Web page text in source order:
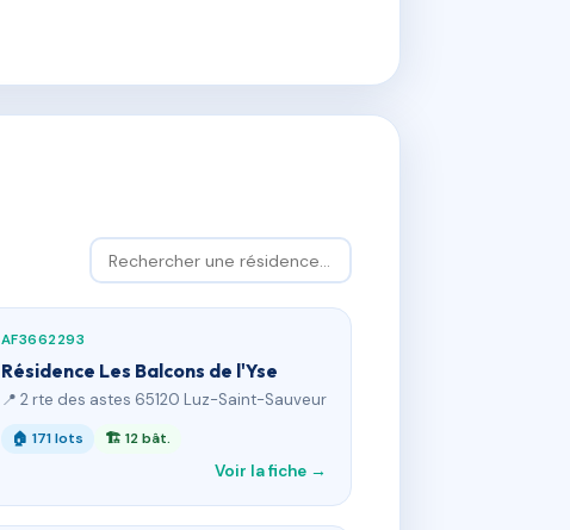
AF3662293
Résidence Les Balcons de l'Yse
📍 2 rte des astes 65120 Luz-Saint-Sauveur
🏠 171 lots 🏗 12 bât.
Voir la fiche →